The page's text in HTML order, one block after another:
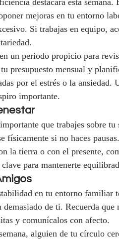
mejoras en tu entorno
Si trabajas en equipo,
un periodo propicio para
presupuesto mensual y
por el estrés o la
importante.
que trabajes sobre
físicamente si no haces
la tierra o con el presente,
para mantenerte
en tu entorno familiar
de ti. Recuerda
y comunícalos con afecto.
alguien de tu círculo